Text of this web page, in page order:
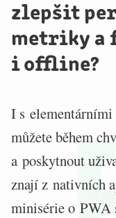
zlepšit
metriky a
i offline?
I s elementárními
můžete během
a poskytnout
znají z nativních
minisérie o PWA